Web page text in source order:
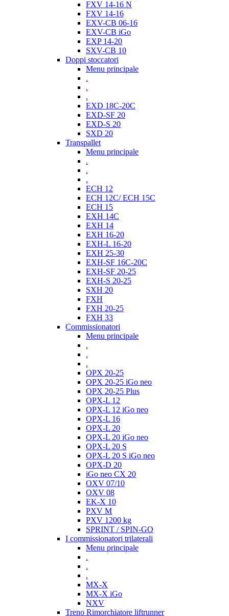
FXV 14-16 N
FXV 14-16
EXV-CB 06-16
EXV-CB iGo
EXP 14-20
SXV-CB 10
Doppi stoccatori
Menu principale
.
.
.
EXD 18C-20C
EXD-SF 20
EXD-S 20
SXD 20
Transpallet
Menu principale
.
.
.
ECH 12
ECH 12C/ ECH 15C
ECH 15
EXH 14C
EXH 14
EXH 16-20
EXH-L 16-20
EXH 25-30
EXH-SF 16C-20C
EXH-SF 20-25
EXH-S 20-25
SXH 20
FXH
FXH 20-25
FXH 33
Commissionatori
Menu principale
.
.
.
OPX 20-25
OPX 20-25 iGo neo
OPX 20-25 Plus
OPX-L 12
OPX-L 12 iGo neo
OPX-L 16
OPX-L 20
OPX-L 20 iGo neo
OPX-L 20 S
OPX-L 20 S iGo neo
OPX-D 20
iGo neo CX 20
OXV 07/10
OXV 08
EK-X 10
PXV M
PXV 1200 kg
SPRINT / SPIN-GO
I commissionatori trilaterali
Menu principale
.
.
.
MX-X
MX-X iGo
NXV
Treno Rimorchiatore liftrunner